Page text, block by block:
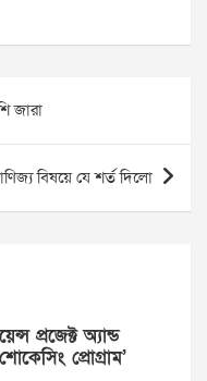
জারা
বিষয়ে যে শর্ত দিলো
প্রজেক্ট অ্যান্ড
প্রোগ্রাম’